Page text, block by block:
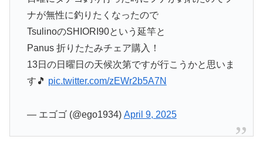
ナが無性に釣りたくなったので
TsulinoのSHIORI90という延竿と
Panus 折りたたみチェア購入！
13日の日曜日の天候次第ですが行こうかと思いま
す🎵 pic.twitter.com/zEWr2b5A7N
— エゴゴ (@ego1934) April 9, 2025